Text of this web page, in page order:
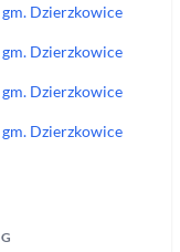
gm. Dzierzkowice
gm. Dzierzkowice
gm. Dzierzkowice
gm. Dzierzkowice
G